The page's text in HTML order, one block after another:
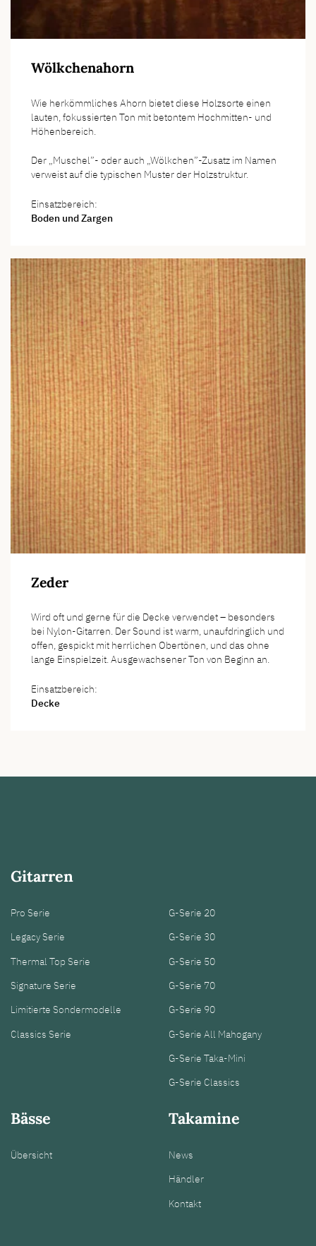
Wölkchenahorn
Wie herkömmliches Ahorn bietet diese Holzsorte einen
lauten, fokussierten Ton mit betontem Hochmitten- und
Höhenbereich.
Der „Muschel”- oder auch „Wölkchen”-Zusatz im Namen
verweist auf die typischen Muster der Holzstruktur.
Einsatzbereich:
Boden und Zargen
Zeder
Wird oft und gerne für die Decke verwendet – besonders
bei Nylon-Gitarren. Der Sound ist warm, unaufdringlich und
offen, gespickt mit herrlichen Obertönen, und das ohne
lange Einspielzeit. Ausgewachsener Ton von Beginn an.
Einsatzbereich:
Decke
Gitarren
Pro Serie
Legacy Serie
Thermal Top Serie
Signature Serie
Limitierte Sondermodelle
Classics Serie
G-Serie 20
G-Serie 30
G-Serie 50
G-Serie 70
G-Serie 90
G-Serie All Mahogany
G-Serie Taka-Mini
G-Serie Classics
Bässe
Übersicht
Takamine
News
Händler
Kontakt